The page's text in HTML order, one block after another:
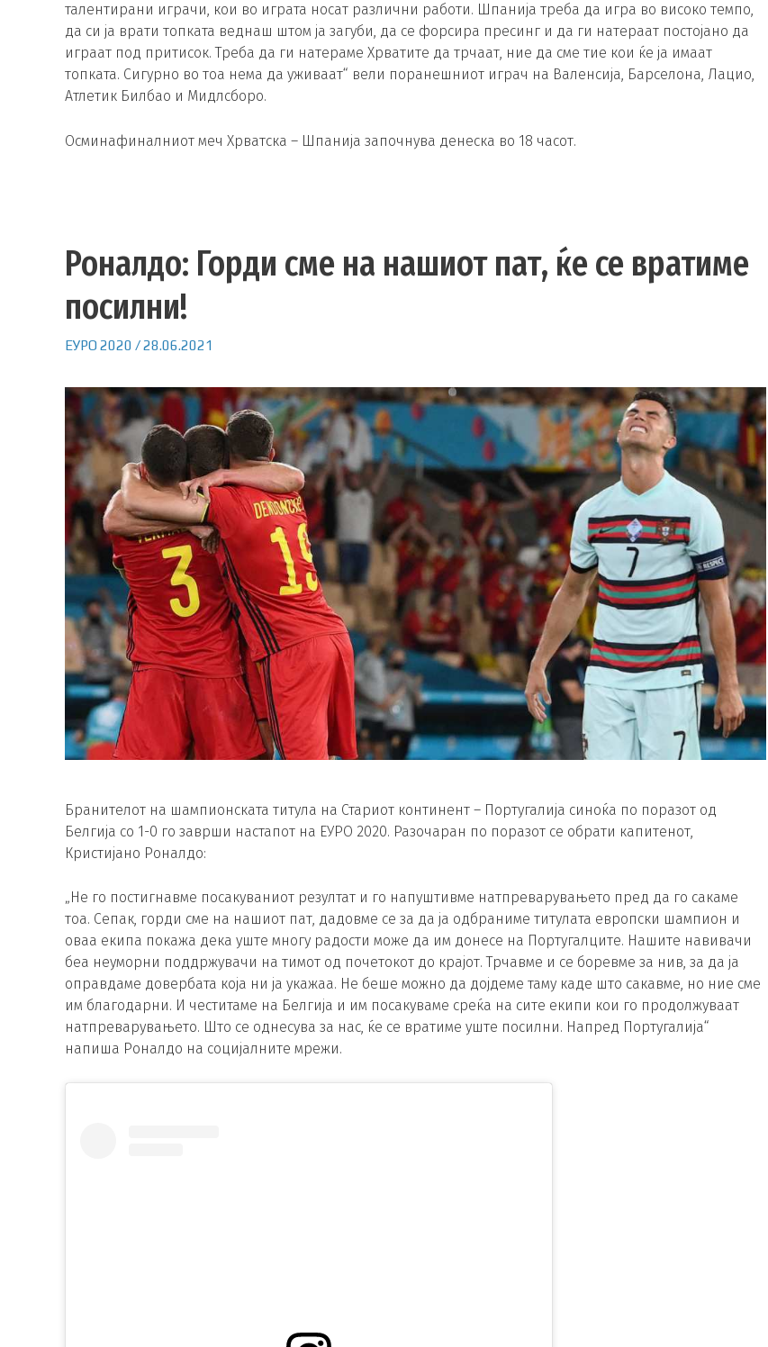
талентирани играчи, кои во играта носат различни работи. Шпанија треба да игра во високо темпо,
да си ја врати топката веднаш штом ја загуби, да се форсира пресинг и да ги натераат постојано да
играат под притисок. Треба да ги натераме Хрватите да трчаат, ние да сме тие кои ќе ја имаат
топката. Сигурно во тоа нема да уживаат“ вели поранешниот играч на Валенсија, Барселона, Лацио,
Атлетик Билбао и Мидлсборо.
Осминафиналниот меч Хрватска – Шпанија започнува денеска во 18 часот.
Роналдо: Горди сме на нашиот пат, ќе се вратиме
посилни!
ЕУРО 2020 /28.06.2021
Бранителот на шампионската титула на Стариот континент – Португалија синоќа по поразот од
Белгија со 1-0 го заврши настапот на ЕУРО 2020. Разочаран по поразот се обрати капитенот,
Кристијано Роналдо:
„Не го постигнавме посакуваниот резултат и го напуштивме натпреварувањето пред да го сакаме
тоа. Сепак, горди сме на нашиот пат, дадовме се за да ја одбраниме титулата европски шампион и
оваа екипа покажа дека уште многу радости може да им донесе на Португалците. Нашите навивачи
беа неуморни поддржувачи на тимот од почетокот до крајот. Трчавме и се боревме за нив, за да ја
оправдаме довербата која ни ја укажаа. Не беше можно да дојдеме таму каде што сакавме, но ние сме
им благодарни. И честитаме на Белгија и им посакуваме среќа на сите екипи кои го продолжуваат
натпреварувањето. Што се однесува за нас, ќе се вратиме уште посилни. Напред Португалија“
напиша Роналдо на социјалните мрежи.